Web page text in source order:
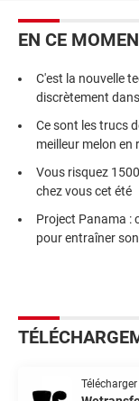
EN CE
C'est la nouvelle
discrètement
Ce sont les trucs
meilleur melon en
Vous risquez
chez vous cet été
Project Panama :
pour entraîner
Télécharger